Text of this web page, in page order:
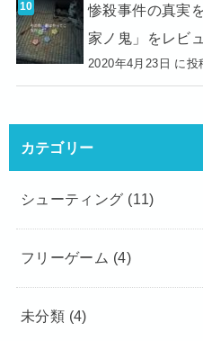
惨殺事件の真実
家ノ鬼」をレビ
2020年4月23日 に投
カテゴリー
シューティング (11)
フリーゲーム (4)
未分類 (4)